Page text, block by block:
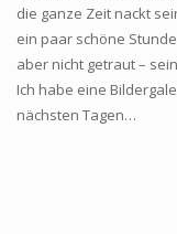
die ganze Zeit nackt
ein paar schöne
aber nicht getraut –
Ich habe eine
nächsten Tagen…